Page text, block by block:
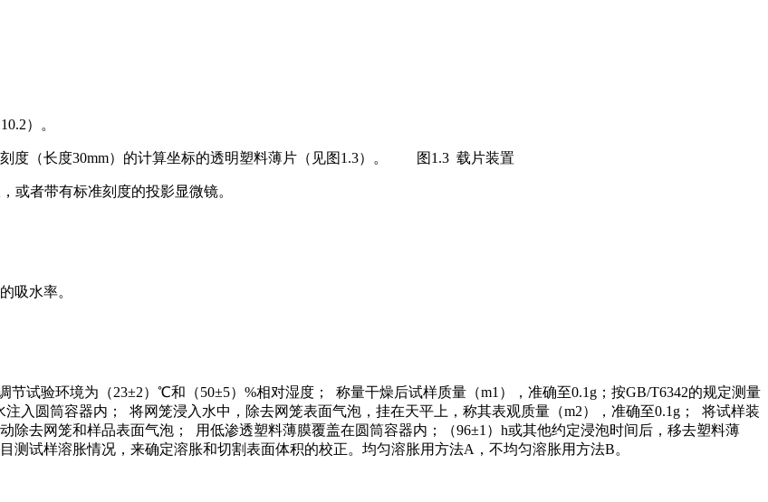
）。
度（长度30mm）的计算坐标的透明塑料薄片（见图1.3）。 图1.3 载片装置
或者带有标准刻度的投影显微镜。
吸水率。
试验环境为（23±2）℃和（50±5）%相对湿度； 称量干燥后试样质量（m1），准确至0.1g；按GB/T6342的规定测量
入圆筒容器内； 将网笼浸入水中，除去网笼表面气泡，挂在天平上，称其表观质量（m2），准确至0.1g； 将试样装
除去网笼和样品表面气泡； 用低渗透塑料薄膜覆盖在圆筒容器内；（96±1）h或其他约定浸泡时间后，移去塑料薄
试样溶胀情况，来确定溶胀和切割表面体积的校正。均匀溶胀用方法A，不均匀溶胀用方法B。